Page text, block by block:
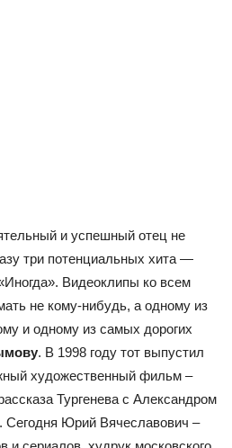
и успешный отец не
три потенциальных хита —
Видеоклипы ко всем
не кому-нибудь, а одному из
и одному из самых дорогих
. В 1998 году тот выпустил
художественный фильм –
Тургенева с Александром
Сегодня Юрий Вячеславович –